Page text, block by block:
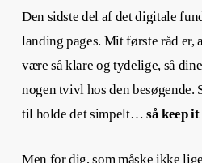
Den sidste del af det digitale
landing pages. Mit første råd er,
være så klare og tydelige, så
nogen tvivl hos den besøgende.
til holde det simpelt…så keep
Men for dig, som måske ikke